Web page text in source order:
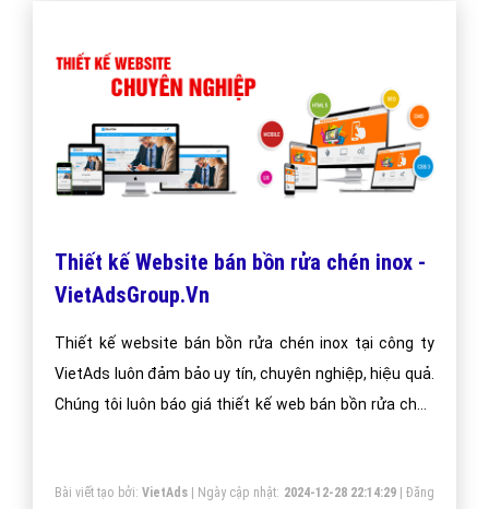
Thiết kế Website bán bồn rửa chén inox -
VietAdsGroup.Vn
Thiết kế website bán bồn rửa chén inox tại công ty
VietAds luôn đảm bảo uy tín, chuyên nghiệp, hiệu quả.
Chúng tôi luôn báo giá thiết kế web bán bồn rửa chén
Bài viết tạo bởi: VietAds| Ngày cập nhật: 2024-12-28 22:14:29|Đăng